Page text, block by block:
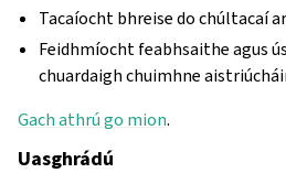
Tacaíocht bhreise do chúltacaí
Feidhmíocht feabhsaithe agus
chuardaigh chuimhne
Gach athrú go mion.
Uasghrádú